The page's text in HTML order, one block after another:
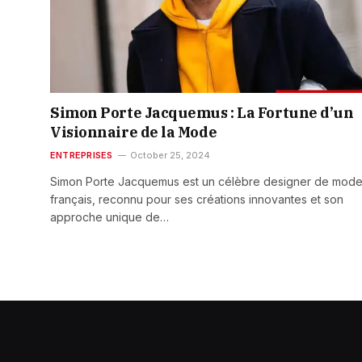
Simon Porte Jacquemus : La Fortune d’un
Visionnaire de la Mode
ENTREPRISES October 25, 2024
Simon Porte Jacquemus est un célèbre designer de mode
français, reconnu pour ses créations innovantes et son
approche unique de…